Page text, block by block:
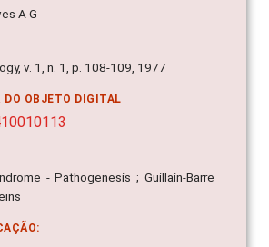
A G
v. 1, n. 1, p. 108-109, 1977
DO OBJETO DIGITAL
- Pathogenesis ; Guillain-Barre